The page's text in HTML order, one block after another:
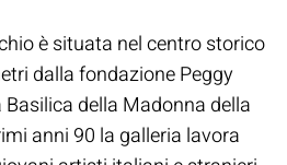
è situata nel centro storico
dalla fondazione Peggy
della Madonna della
anni 90 la galleria lavora